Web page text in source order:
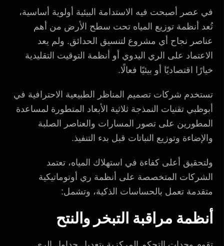
في عصر أصبحت فيه الاستدامة البيئية أولوية أساسية،
تُعد أنظمة توزيع المياه تحت سطح الأرض من أهم
عناصر نجاح أي مشروع لتنسيق الحدائق. ولم يعد
الاعتماد على الري اليدوي أو أنظمة التوقيت التقليدية
خيارًا اقتصاديًا أو بيئيًا فعالًا.
تستخدم شركات تصميم المناظر الطبيعية الاحترافية في
أبوظبي تقنيات النمذجة ثلاثية الأبعاد المتطورة لمساعدة
المطورين على تصور المسارات والعناصر الصلبة
والإضاءة وتوزيع النباتات قبل بدء التنفيذ.
ولتحقيق أعلى كفاءة في استهلاك المياه، تعتمد
الشركات المتخصصة على أنظمة ري أوتوماتيكية
متقدمة تعمل بالحساسات الذكية، وتشمل:
أنظمة مراقبة التبخر والنتح